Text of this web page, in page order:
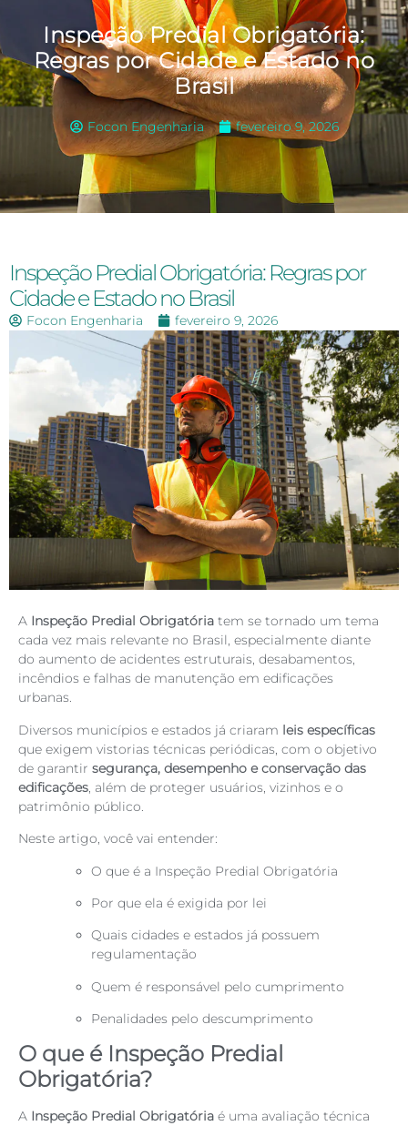
Inspeção Predial Obrigatória:
Regras por Cidade e Estado no
Brasil
Focon Engenharia fevereiro 9, 2026
Inspeção Predial Obrigatória: Regras por
Cidade e Estado no Brasil
Focon Engenharia fevereiro 9, 2026
A Inspeção Predial Obrigatória tem se tornado um tema
cada vez mais relevante no Brasil, especialmente diante
do aumento de acidentes estruturais, desabamentos,
incêndios e falhas de manutenção em edificações
urbanas.
Diversos municípios e estados já criaram leis específicas
que exigem vistorias técnicas periódicas, com o objetivo
de garantir segurança, desempenho e conservação das
edificações, além de proteger usuários, vizinhos e o
patrimônio público.
Neste artigo, você vai entender:
O que é a Inspeção Predial Obrigatória
Por que ela é exigida por lei
Quais cidades e estados já possuem
regulamentação
Quem é responsável pelo cumprimento
Penalidades pelo descumprimento
O que é Inspeção Predial
Obrigatória?
A Inspeção Predial Obrigatória é uma avaliação técnica